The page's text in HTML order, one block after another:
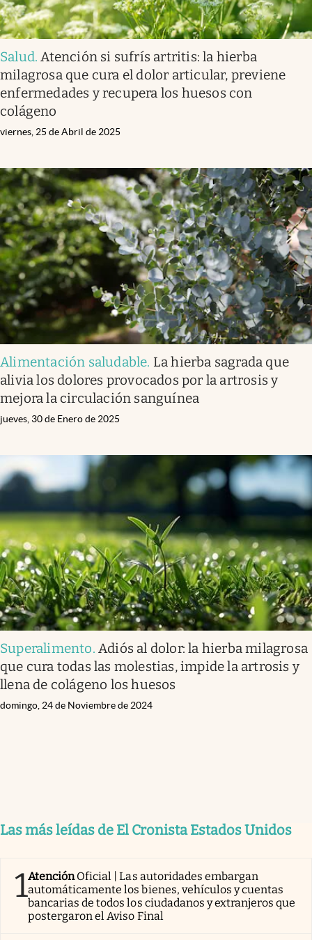
Salud.Atención si sufrís artritis: la hierba
milagrosa que cura el dolor articular, previene
enfermedades y recupera los huesos con
colágeno
viernes, 25 de Abril de 2025
Alimentación saludable. La hierba sagrada que
alivia los dolores provocados por la artrosis y
mejora la circulación sanguínea
jueves, 30 de Enero de 2025
Superalimento.Adiós al dolor: la hierba milagrosa
que cura todas las molestias, impide la artrosis y
llena de colágeno los huesos
domingo, 24 de Noviembre de 2024
Las más leídas de El Cronista Estados Unidos
1AtenciónOficial | Las autoridades embargan
automáticamente los bienes, vehículos y cuentas
bancarias de todos los ciudadanos y extranjeros que
postergaron el Aviso Final